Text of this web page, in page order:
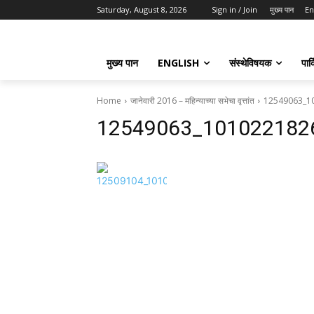
Saturday, August 8, 2026 Sign in / Join मुख्य पान
मुख्य पान ENGLISH संस्थेविषयक
Home जानेवारी 2016 – महिन्याच्या सभेचा वृत्तांत